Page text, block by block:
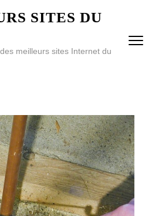
SITES DU
meilleurs sites Internet du